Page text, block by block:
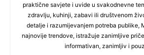
praktične savjete i uvide u svakodnevne
zdravlju, kuhinji, zabavi ili društvenom
detalje i razumijevanjem potreba publike,
najnovije trendove, istražuje zanimljive
informativan, zanimljiv i